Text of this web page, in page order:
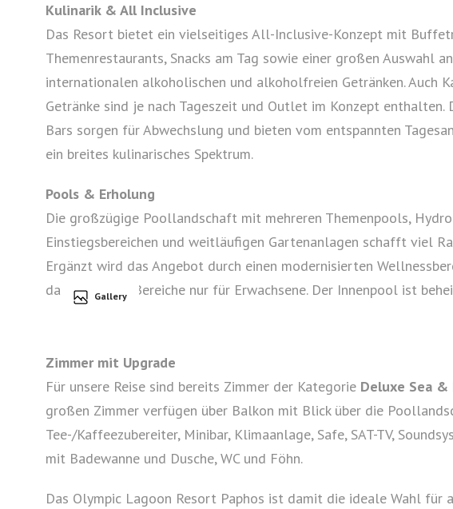
Kulinarik & All Inclusive
Das Resort bietet ein vielseitiges All-Inclusive-Konzept mit
Themenrestaurants, Snacks am Tag sowie einer großen Auswahl
internationalen alkoholischen und alkoholfreien Getränken. Auch
Getränke sind je nach Tageszeit und Outlet im Konzept enthalten.
Bars sorgen für Abwechslung und bieten vom entspannten
ein breites kulinarisches Spektrum.
Pools & Erholung
Die großzügige Poollandschaft mit mehreren Themenpools,
Einstiegsbereichen und weitläufigen Gartenanlagen schafft viel
Ergänzt wird das Angebot durch einen modernisierten
darunter auch Bereiche nur für Erwachsene. Der Innenpool ist
Gallery
Zimmer mit Upgrade
Für unsere Reise sind bereits Zimmer der Kategorie Deluxe Sea &
großen Zimmer verfügen über Balkon mit Blick über die
Tee-/Kaffeezubereiter, Minibar, Klimaanlage, Safe, SAT-TV,
mit Badewanne und Dusche, WC und Föhn.
Das Olympic Lagoon Resort Paphos ist damit die ideale Wahl